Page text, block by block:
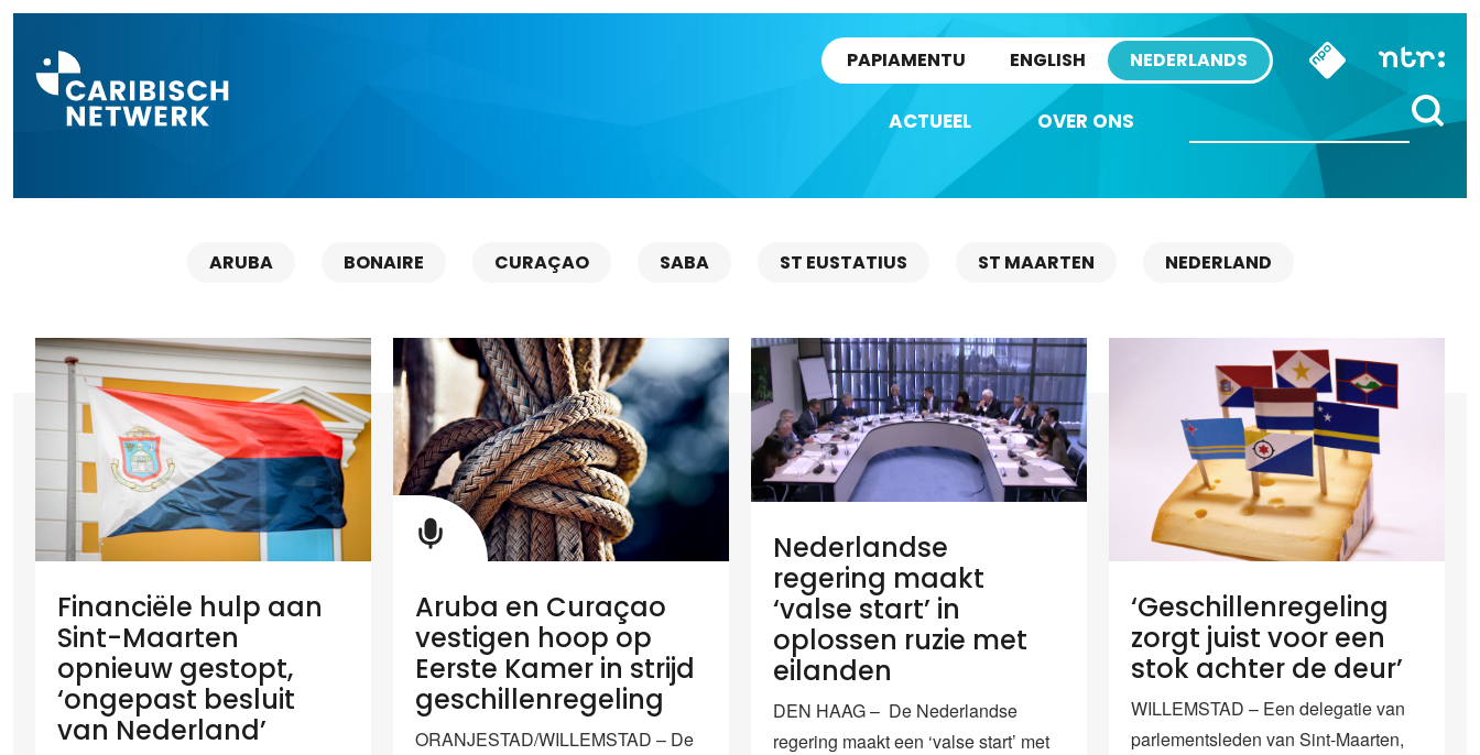
PAPIAMENTU ENGLISH NEDERLANDS
ACTUEEL OVER ONS
ARUBA BONAIRE CURAÇAO SABA ST EUSTATIUS ST MAARTEN NEDERLAND
Financiële hulp aan
Sint-Maarten
opnieuw gestopt,
‘ongepast besluit
van Nederland’
Aruba en Curaçao
vestigen hoop op
Eerste Kamer in strijd
geschillenregeling
ORANJESTAD/WILLEMSTAD – De
Nederlandse
regering maakt
‘valse start’ in
oplossen ruzie met
eilanden
DEN HAAG – De Nederlandse
regering maakt een ‘valse start’ met
‘Geschillenregeling
zorgt juist voor een
stok achter de deur’
WILLEMSTAD – Een delegatie van
parlementsleden van Sint-Maarten,